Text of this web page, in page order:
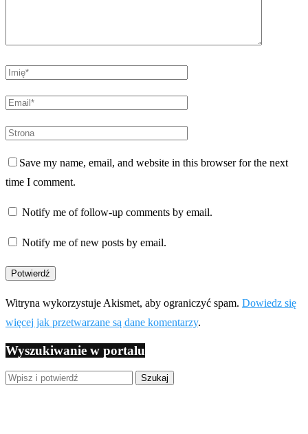
Save my name, email, and website in this browser for the next
time I comment.
Notify me of follow-up comments by email.
Notify me of new posts by email.
Witryna wykorzystuje Akismet, aby ograniczyć spam. Dowiedz się
więcej jak przetwarzane są dane komentarzy.
Wyszukiwanie w portalu